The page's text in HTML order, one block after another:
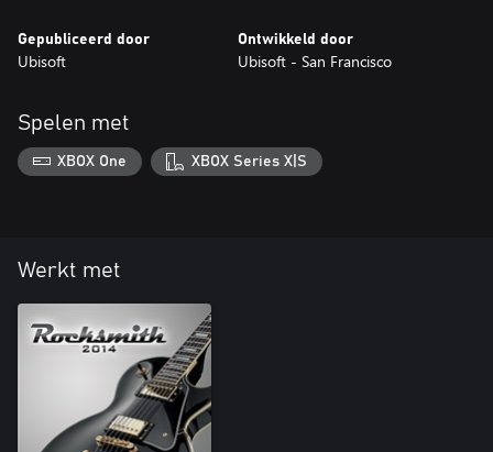
Gepubliceerd door
Ubisoft
Ontwikkeld door
Ubisoft - San Francisco
Spelen met
XBOX One XBOX Series X|S
Werkt met